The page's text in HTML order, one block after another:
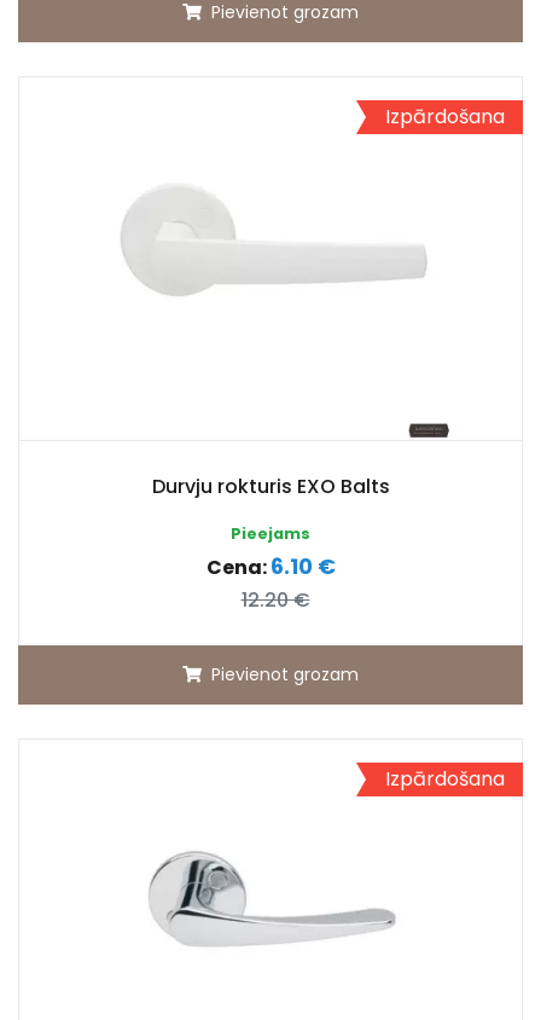
Pievienot grozam
Izpārdošana
Durvju rokturis EXO Balts
Pieejams
Cena:6.10 €
12.20 €
Pievienot grozam
Izpārdošana